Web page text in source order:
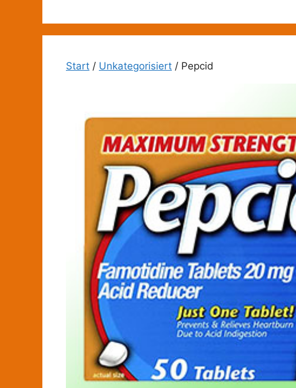
Start / Unkategorisiert / Pepcid